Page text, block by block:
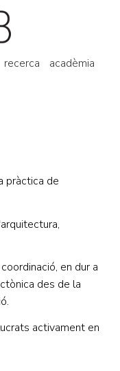
recerca
acadèmia
pràctica de
en dur a
des de la
activament en